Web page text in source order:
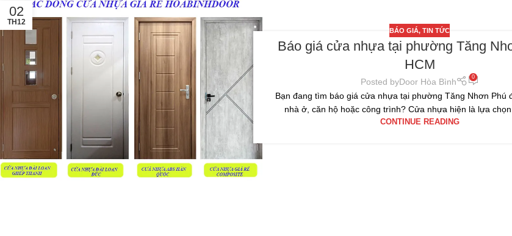
02
TH12
BÁO GIÁ,TIN TỨC
Báo giá cửa nhựa tại phường Tăng
HCM
Posted byDoor Hòa Bình 0
Bạn đang tìm báo giá cửa nhựa tại phường Tăng Nhơn Phú
nhà ở, căn hộ hoặc công trình? Cửa nhựa hiện là lựa chọn
CONTINUE READING